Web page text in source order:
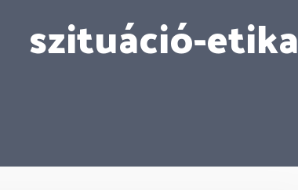
szituáció-etika